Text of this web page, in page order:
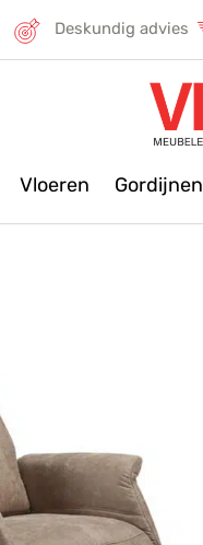
Deskundig advies
Vloeren Gordijnen